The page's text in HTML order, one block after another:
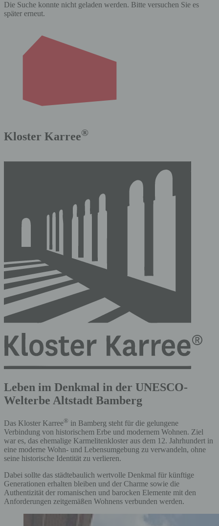
Die Suche konnte nicht geladen werden. Bitte versuchen Sie es
später erneut.
Kloster Karree®
Leben im Denkmal in der UNESCO-
Welterbe Altstadt Bamberg
Das Kloster Karree® in Bamberg steht für die gelungene
Verbindung von historischem Erbe und modernem Wohnen. Ziel
war es, das ehemalige Karmelitenkloster aus dem 12. Jahrhundert in
eine moderne Wohn- und Lebensumgebung zu verwandeln, ohne
seine historische Identität zu verlieren.
Dabei sollte das städtebaulich wertvolle Denkmal für künftige
Generationen erhalten bleiben und der Charme sowie die
Authentizität der romanischen und barocken Elemente mit den
Anforderungen zeitgemäßen Wohnens verbunden werden.